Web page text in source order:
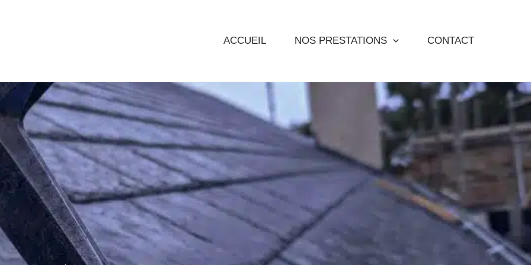
ACCUEIL NOS PRESTATIONS CONTACT